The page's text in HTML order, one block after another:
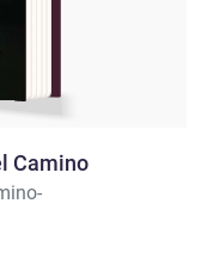
Camino